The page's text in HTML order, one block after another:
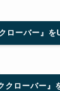
ローバー』
クローバー』